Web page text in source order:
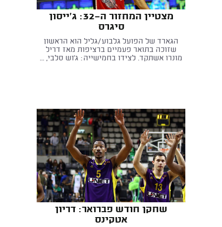
מצטיין המחזור ה-32: ג'ייסון
סיגרס
הגארד של הפועל גלבוע/גליל הוא הראשון
שזוכה בתואר פעמיים ברציפות מאז דריל
מונרו אשתקד. לצידו בחמישייה: ג'וש סלבי, ...
שחקן חודש פברואר: דריון
אטקינס